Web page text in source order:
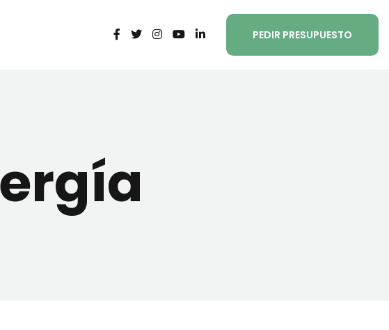
PEDIR PRESUPUESTO